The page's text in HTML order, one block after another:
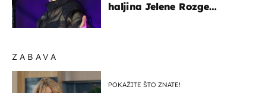
ZABAVA
POKAŽITE ŠTO ZNATE!
haljina Jelene Rozge